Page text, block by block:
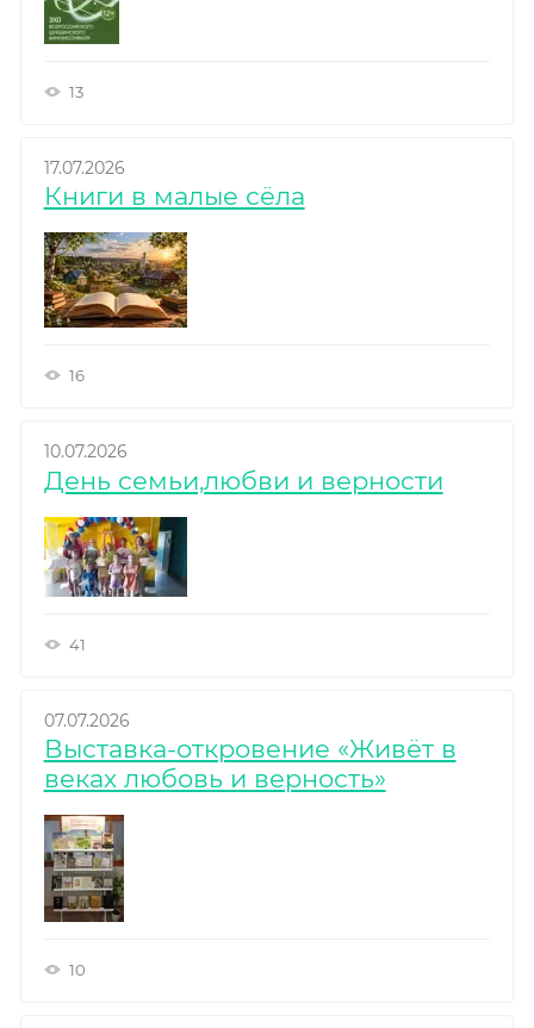
13
17.07.2026
Книги в малые сёла
16
10.07.2026
День семьи,любви и верности
41
07.07.2026
Выставка-откровение «Живёт в
веках любовь и верность»
10